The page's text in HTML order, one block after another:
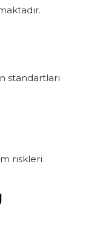
standartları
riskleri